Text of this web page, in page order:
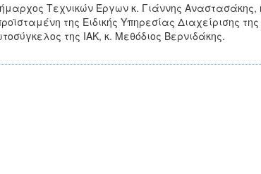
Τεχνικών Έργων κ. Γιάννης Αναστασάκης,
της Ειδικής Υπηρεσίας Διαχείρισης
της ΙΑΚ, κ. Μεθόδιος Βερνιδάκης.